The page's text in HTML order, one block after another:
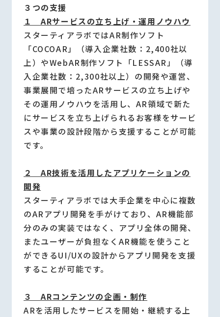
３つの支援
１ ARサービスの立ち上げ・運用ノウハウ
スターティアラボではAR制作ソフト
「COCOAR」（導入企業社数：2,400社以
上）やWebAR制作ソフト「LESSAR」（導
入企業社数：2,300社以上）の開発や運営、
事業展開で培ったARサービスの立ち上げや
その運用ノウハウを活用し、AR領域で新た
にサービスを立ち上げられるお客様をサービ
スや事業の設計段階から支援することが可能
です。
２ AR技術を活用したアプリケーションの
開発
スターティアラボでは大手企業を中心に複数
のARアプリ開発を手がけており、AR機能部
分のみの実装ではなく、アプリ全体の開発、
またユーザーが負担なくAR機能を使うこと
ができるUI/UXの設計からアプリ開発を支援
することが可能です。
３ ARコンテンツの企画・制作
ARを活用したサービスを開始・継続する上